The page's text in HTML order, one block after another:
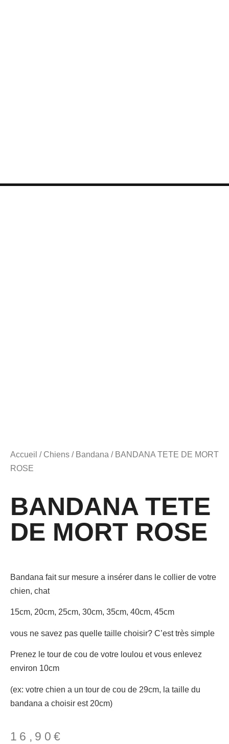
Accueil / Chiens / Bandana / BANDANA TETE DE MORT
ROSE
BANDANA TETE
DE MORT ROSE
Bandana fait sur mesure a insérer dans le collier de votre
chien, chat
15cm, 20cm, 25cm, 30cm, 35cm, 40cm, 45cm
vous ne savez pas quelle taille choisir? C’est très simple
Prenez le tour de cou de votre loulou et vous enlevez
environ 10cm
(ex: votre chien a un tour de cou de 29cm, la taille du
bandana a choisir est 20cm)
16,90 €